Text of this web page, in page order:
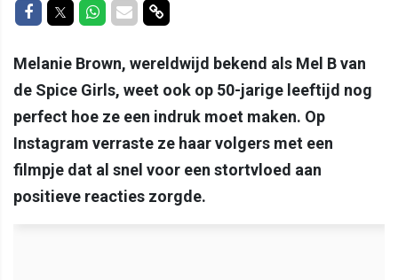
Delen op Facebook
Delen op Twitter
Delen op Whatsapp
Delen via Mail
Delen via link
Melanie Brown, wereldwijd bekend als Mel B van
de Spice Girls, weet ook op 50-jarige leeftijd nog
perfect hoe ze een indruk moet maken. Op
Instagram verraste ze haar volgers met een
filmpje dat al snel voor een stortvloed aan
positieve reacties zorgde.